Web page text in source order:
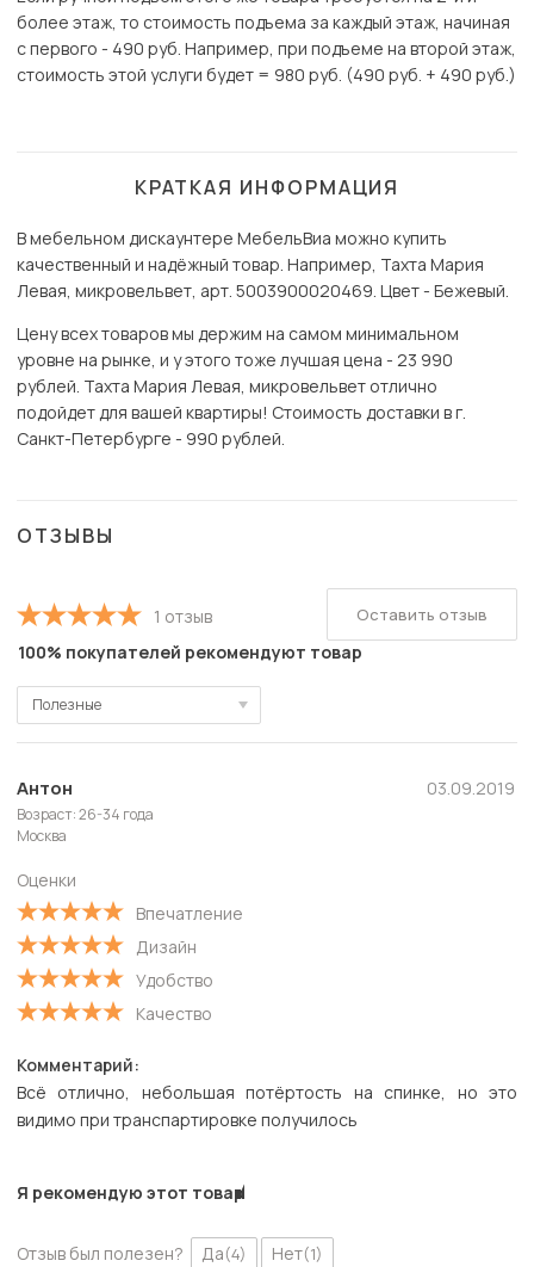
более этаж, то стоимость подъема за каждый этаж, начиная
с первого - 490 руб. Например, при подъеме на второй этаж,
стоимость этой услуги будет = 980 руб. (490 руб. + 490 руб.)
КРАТКАЯ ИНФОРМАЦИЯ
В мебельном дискаунтере МебельВиа можно купить
качественный и надёжный товар. Например, Тахта Мария
Левая, микровельвет, арт. 5003900020469. Цвет - Бежевый.
Цену всех товаров мы держим на самом минимальном
уровне на рынке, и у этого тоже лучшая цена - 23 990
рублей. Тахта Мария Левая, микровельвет отлично
подойдет для вашей квартиры! Стоимость доставки в г.
Санкт-Петербурге - 990 рублей.
ОТЗЫВЫ
1 отзыв
100% покупателей рекомендуют товар
Полезные
Полезные
Новые
Старые
С низкой оценкой
Антон
Возраст: 26-34 года
Москва
Оценки
Впечатление
Дизайн
Удобство
Качество
03.09.2019
Комментарий:
Всё отлично, небольшая потёртость на спинке, но это
видимо при транспартировке получилось
Я рекомендую этот товар
Отзыв был полезен? Да(4) Нет(1)
Оставить отзыв